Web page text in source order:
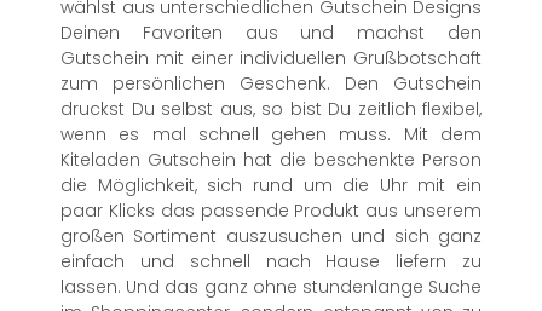
wählst aus unterschiedlichen Gutschein Designs
Deinen Favoriten aus und machst den
Gutschein mit einer individuellen Grußbotschaft
zum persönlichen Geschenk. Den Gutschein
druckst Du selbst aus, so bist Du zeitlich flexibel,
wenn es mal schnell gehen muss. Mit dem
Kiteladen Gutschein hat die beschenkte Person
die Möglichkeit, sich rund um die Uhr mit ein
paar Klicks das passende Produkt aus unserem
großen Sortiment auszusuchen und sich ganz
einfach und schnell nach Hause liefern zu
lassen. Und das ganz ohne stundenlange Suche